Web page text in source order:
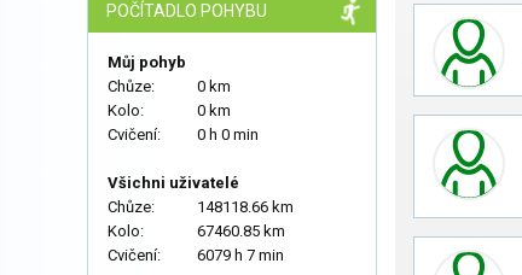
POČÍTADLO POHYBU
Můj pohyb
Chůze:
0 km
Kolo:
0 km
Cvičení:
0 h 0 min
Všichni uživatelé
Chůze:
148118.66 km
Kolo:
67460.85 km
Cvičení:
6079 h 7 min